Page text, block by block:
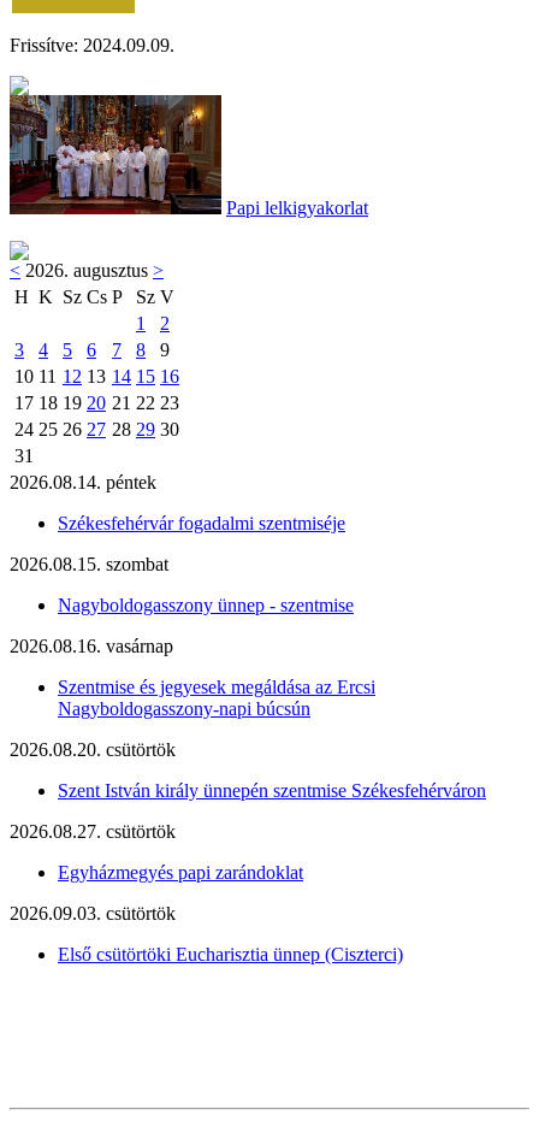
Frissítve: 2024.09.09.
Papi lelkigyakorlat
< 2026. augusztus >
H K Sz Cs P Sz V
1
2
3
4 5 6 7 8
9
10 11 12 13 14 15 16
17 18 19 20 21 22 23
24 25 26 27 28 29 30
31
2026.08.14. péntek
Székesfehérvár fogadalmi szentmiséje
2026.08.15. szombat
Nagyboldogasszony ünnep - szentmise
2026.08.16. vasárnap
Szentmise és jegyesek megáldása az Ercsi
Nagyboldogasszony-napi búcsún
2026.08.20. csütörtök
Szent István király ünnepén szentmise Székesfehérváron
2026.08.27. csütörtök
Egyházmegyés papi zarándoklat
2026.09.03. csütörtök
Első csütörtöki Eucharisztia ünnep (Ciszterci)